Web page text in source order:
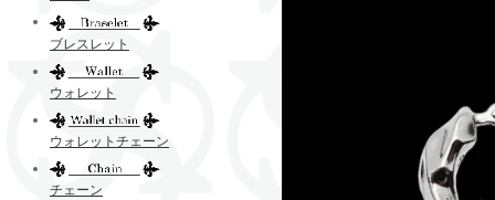
ブレスレット
ウォレット
ウォレットチェーン
チェーン